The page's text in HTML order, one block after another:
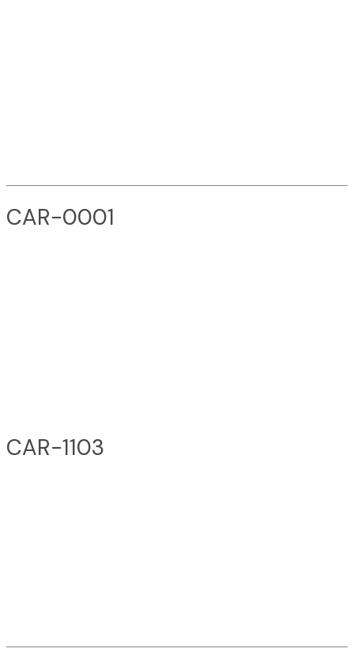
CAR-0001
CAR-1103